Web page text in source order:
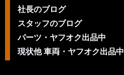
社長のブログ
スタッフのブログ
パーツ・ヤフオク出品中
現状他 車両・ヤフオク出品中